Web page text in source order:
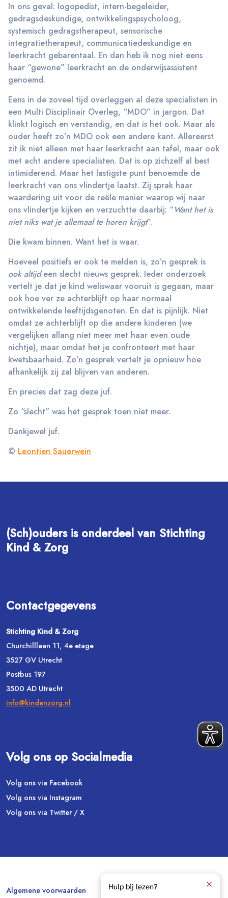
In ons geval: logopedist, intern-begeleider,
gedragsdeskundige, ontwikkelingspsycholoog,
systemisch gedragstherapeut, sensorische
integratietherapeut, communicatiedeskundige en
leerkracht gebarentaal. En dan heb ik nog niet eens
haar “gewone” leerkracht en de onderwijsassistent
genoemd.
Eens in de zoveel tijd overleggen al deze specialisten in
een Multi Disciplinair Overleg, “MDO” in jargon. Dat
klinkt logisch en verstandig, en dat is het ook. Maar als
ouder heeft zo’n MDO ook een andere kant. Allereerst
zit ik niet alleen met haar leerkracht aan tafel, maar ook
met acht andere specialisten. Dat is op zichzelf al best
intimiderend. Maar het lastigste punt benoemde de
leerkracht van ons vlindertje laatst. Zij sprak haar
waardering uit voor de reële manier waarop wij naar
ons vlindertje kijken en verzuchtte daarbij: “Want het is
niet niks wat je allemaal te horen krijgt”.
Die kwam binnen. Want het is waar.
Hoeveel positiefs er ook te melden is, zo’n gesprek is
ook altijdeen slecht nieuws gesprek. Ieder onderzoek
vertelt je dat je kind weliswaar vooruit is gegaan, maar
ook hoe ver ze achterblijft op haar normaal
ontwikkelende leeftijdsgenoten. En dat is pijnlijk. Niet
omdat ze achterblijft op die andere kinderen (we
vergelijken allang niet meer met haar even oude
nichtje), maar omdat het je confronteert met haar
kwetsbaarheid. Zo’n gesprek vertelt je opnieuw hoe
afhankelijk zij zal blijven van anderen.
En precies dat zag deze juf.
Zo “slecht” was het gesprek toen niet meer.
Dankjewel juf.
© Leontien Sauerwein
(Sch)ouders is onderdeel van Stichting
Kind & Zorg
Contactgegevens
Stichting Kind & Zorg
Churchilllaan 11, 4e etage
3527 GV Utrecht
Postbus 197
3500 AD Utrecht
info@kindenzorg.nl
Volg ons op Socialmedia
Volg ons via Facebook
Volg ons via Instagram
Volg ons via Twitter / X
Algemene voorwaarden
Hulp bij lezen?